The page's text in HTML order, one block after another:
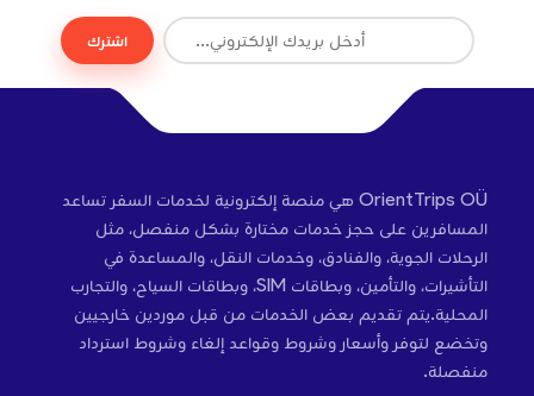
اشترك
OrientTrips OÜ هي منصة إلكترونية لخدمات السفر تساعد
المسافرين على حجز خدمات مختارة بشكل منفصل، مثل
الرحلات الجوية، والفنادق، وخدمات النقل، والمساعدة في
التأشيرات، والتأمين، وبطاقات SIM، وبطاقات السياح، والتجارب
المحلية.يتم تقديم بعض الخدمات من قبل موردين خارجيين
وتخضع لتوفر وأسعار وشروط وقواعد إلغاء وشروط استرداد
منفصلة.